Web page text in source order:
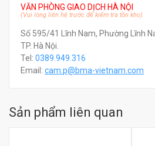
VĂN PHÒNG GIAO DỊCH HÀ NỘI
(Vui lòng liên hệ trước để kiểm tra tồn kho)
Số 595/41 Lĩnh Nam, Phường Lĩnh
TP. Hà Nội.
Tel: 0389.949.316
Email: cam.p@bma-vietnam.com
Sản phẩm liên quan